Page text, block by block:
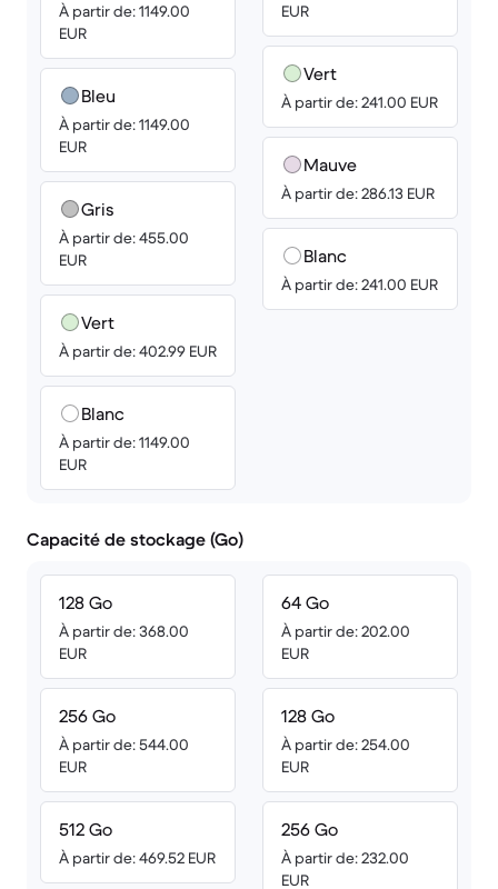
À partir de: 1149.00
EUR
Bleu
À partir de: 1149.00
EUR
Gris
À partir de: 455.00
EUR
Vert
À partir de: 402.99 EUR
Blanc
À partir de: 1149.00
EUR
EUR
Vert
À partir de: 241.00 EUR
Mauve
À partir de: 286.13 EUR
Blanc
À partir de: 241.00 EUR
Capacité de stockage (Go)
128 Go
À partir de: 368.00
EUR
256 Go
À partir de: 544.00
EUR
512 Go
À partir de: 469.52 EUR
64 Go
À partir de: 202.00
EUR
128 Go
À partir de: 254.00
EUR
256 Go
À partir de: 232.00
EUR